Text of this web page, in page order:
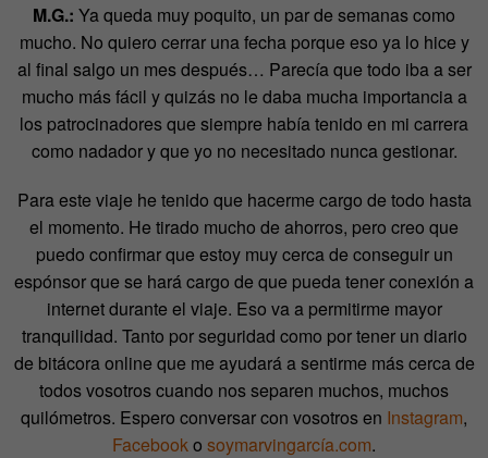
M.G.: Ya queda muy poquito, un par de semanas como
mucho. No quiero cerrar una fecha porque eso ya lo hice y
al final salgo un mes después… Parecía que todo iba a ser
mucho más fácil y quizás no le daba mucha importancia a
los patrocinadores que siempre había tenido en mi carrera
como nadador y que yo no necesitado nunca gestionar.
Para este viaje he tenido que hacerme cargo de todo hasta
el momento. He tirado mucho de ahorros, pero creo que
puedo confirmar que estoy muy cerca de conseguir un
espónsor que se hará cargo de que pueda tener conexión a
internet durante el viaje. Eso va a permitirme mayor
tranquilidad. Tanto por seguridad como por tener un diario
de bitácora online que me ayudará a sentirme más cerca de
todos vosotros cuando nos separen muchos, muchos
quilómetros. Espero conversar con vosotros en Instagram,
Facebooko soymarvingarcía.com.